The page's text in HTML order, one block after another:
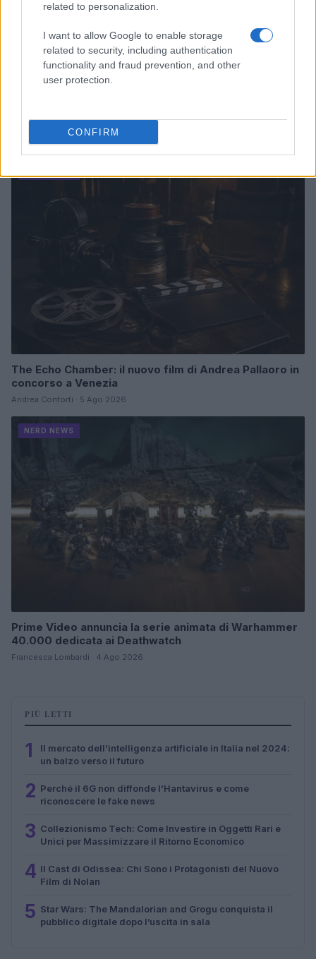
related to personalization.
I want to allow Google to enable storage
related to security, including authentication
functionality and fraud prevention, and other
user protection.
CONFIRM
Vigezzo
Andrea Conforti · 5 Ago 2026
The Echo Chamber: il nuovo film di Andrea Pallaoro in
concorso a Venezia
Andrea Conforti · 5 Ago 2026
NERD NEWS
Prime Video annuncia la serie animata di Warhammer
40.000 dedicata ai Deathwatch
Francesca Lombardi · 4 Ago 2026
PIÙ LETTI
1
Il mercato dell’intelligenza artificiale in Italia nel 2024:
un balzo verso il futuro
2 Perché il 6G non diffonde l’Hantavirus e come
riconoscere le fake news
3 Collezionismo Tech: Come Investire in Oggetti Rari e
Unici per Massimizzare il Ritorno Economico
4 Il Cast di Odissea: Chi Sono i Protagonisti del Nuovo
Film di Nolan
5 Star Wars: The Mandalorian and Grogu conquista il
pubblico digitale dopo l’uscita in sala